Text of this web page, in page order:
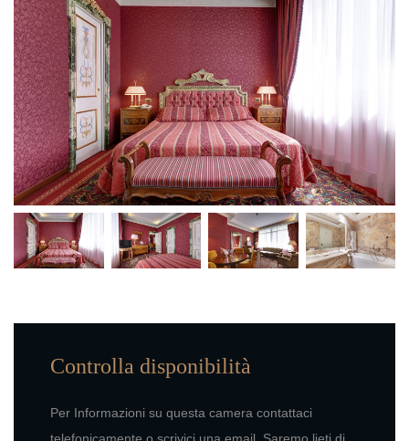
Controlla disponibilità
Per Informazioni su questa camera contattaci